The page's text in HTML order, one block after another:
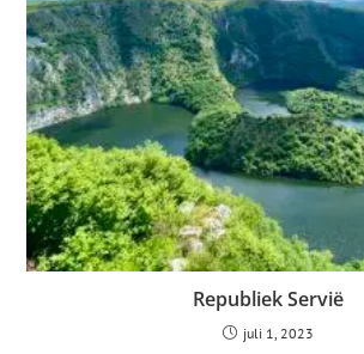
Republiek Servië
juli 1, 2023